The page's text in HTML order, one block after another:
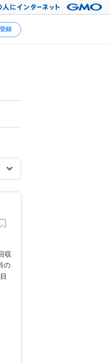
録